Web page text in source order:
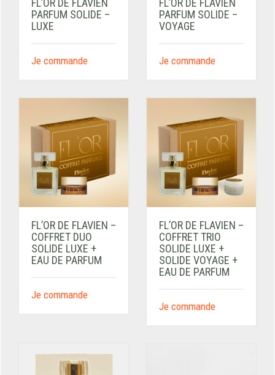
FL’OR DE FLAVIEN
PARFUM SOLIDE –
LUXE
Je commande
FL’OR DE FLAVIEN
PARFUM SOLIDE –
VOYAGE
Je commande
FL’OR DE FLAVIEN –
COFFRET DUO
SOLIDE LUXE +
EAU DE PARFUM
Je commande
FL’OR DE FLAVIEN –
COFFRET TRIO
SOLIDE LUXE +
SOLIDE VOYAGE +
EAU DE PARFUM
Je commande